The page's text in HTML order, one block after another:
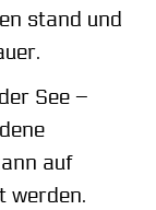
stand und
See –
auf
werden.